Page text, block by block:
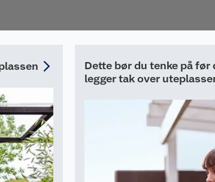
Dette bør du tenke på før
legger tak over